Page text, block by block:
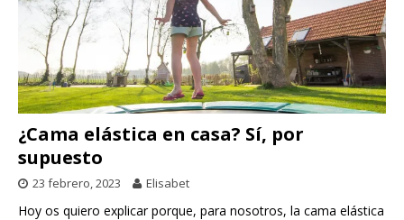
¿Cama elástica en casa? Sí, por
supuesto
23 febrero, 2023 Elisabet
Hoy os quiero explicar porque, para nosotros, la cama elástica